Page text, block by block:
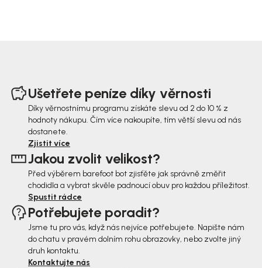
Ušetřete peníze díky věrnosti
Díky věrnostnímu programu získáte slevu od 2 do 10 % z
hodnoty nákupu. Čím více nakoupíte, tím větší slevu od nás
dostanete.
Zjistit více
Jakou zvolit velikost?
Před výběrem barefoot bot zjisťěte jak správně změřit
chodidla a vybrat skvěle padnoucí obuv pro každou příležitost.
Spustit rádce
Potřebujete poradit?
Jsme tu pro vás, když nás nejvíce potřebujete. Napište nám
do chatu v pravém dolním rohu obrazovky, nebo zvolte jiný
druh kontaktu.
Kontaktujte nás